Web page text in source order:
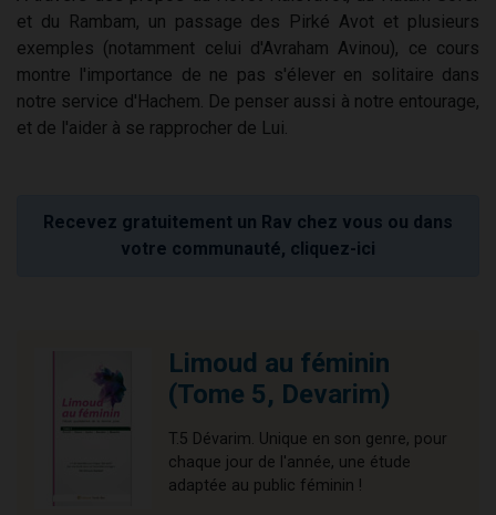
et du Rambam, un passage des Pirké Avot et plusieurs
exemples (notamment celui d'Avraham Avinou), ce cours
montre l'importance de ne pas s'élever en solitaire dans
notre service d'Hachem. De penser aussi à notre entourage,
et de l'aider à se rapprocher de Lui.
Recevez gratuitement un Rav chez vous ou dans
votre communauté, cliquez-ici
Limoud au féminin
(Tome 5, Devarim)
T.5 Dévarim. Unique en son genre, pour
chaque jour de l'année, une étude
adaptée au public féminin !